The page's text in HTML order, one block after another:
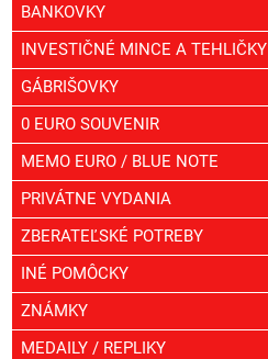
BANKOVKY
INVESTIČNÉ MINCE A TEHLIČKY
GÁBRIŠOVKY
0 EURO SOUVENIR
MEMO EURO / BLUE NOTE
PRIVÁTNE VYDANIA
ZBERATEĽSKÉ POTREBY
INÉ POMÔCKY
ZNÁMKY
MEDAILY / REPLIKY